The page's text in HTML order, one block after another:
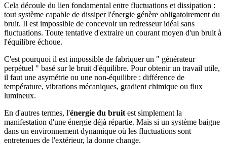
Cela découle du lien fondamental entre fluctuations et dissipation :
tout système capable de dissiper l'énergie génère obligatoirement du
bruit. Il est impossible de concevoir un redresseur idéal sans
fluctuations. Toute tentative d'extraire un courant moyen d'un bruit à
l'équilibre échoue.
C'est pourquoi il est impossible de fabriquer un " générateur
perpétuel " basé sur le bruit d'équilibre. Pour obtenir un travail utile,
il faut une asymétrie ou une non-équilibre : différence de
température, vibrations mécaniques, gradient chimique ou flux
lumineux.
En d'autres termes, l'énergie du bruit est simplement la
manifestation d'une énergie déjà répartie. Mais si un système baigne
dans un environnement dynamique où les fluctuations sont
entretenues de l'extérieur, la donne change.